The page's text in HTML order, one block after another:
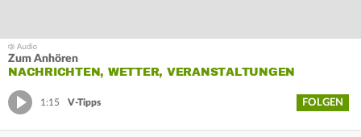
Zum Anhören
NACHRICHTEN, WETTER, VERANSTALTUNGEN
1:15 V-Tipps FOLGEN